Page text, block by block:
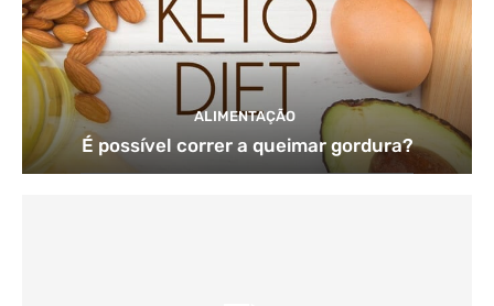
ALIMENTAÇÃO
É possível correr a queimar gordura?